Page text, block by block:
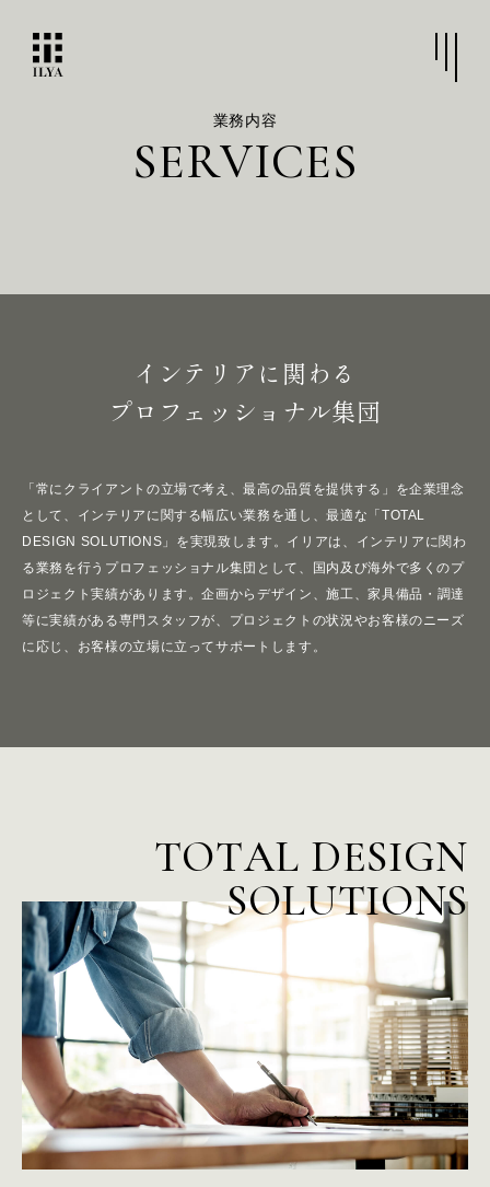
業務内容
SERVICES
インテリアに関わる
プロフェッショナル集団
「常にクライアントの立場で考え、最高の品質を提供する」を企業理念
として、インテリアに関する幅広い業務を通し、最適な「TOTAL
DESIGN SOLUTIONS」を実現致します。 イリアは、インテリアに関わ
る業務を行うプロフェッショナル集団として、国内及び海外で多くのプ
ロジェクト実績があります。企画からデザイン、施工、家具備品・調達
等に実績がある専門スタッフが、プロジェクトの状況やお客様のニーズ
に応じ、お客様の立場に立ってサポートします。
TOTAL DESIGN
SOLUTIONS